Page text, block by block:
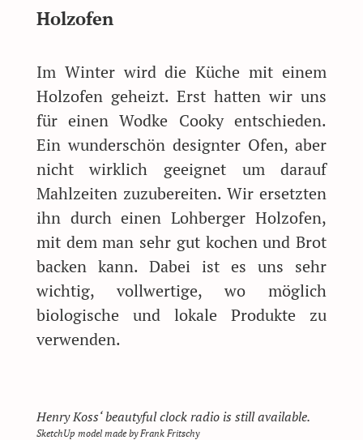
Holzofen
Im Winter wird die Küche mit einem
Holzofen geheizt. Erst hatten wir uns
für einen Wodke Cooky entschieden.
Ein wunderschön designter Ofen, aber
nicht wirklich geeignet um darauf
Mahlzeiten zuzubereiten. Wir ersetzten
ihn durch einen Lohberger Holzofen,
mit dem man sehr gut kochen und Brot
backen kann. Dabei ist es uns sehr
wichtig, vollwertige, wo möglich
biologische und lokale Produkte zu
verwenden.
Henry Koss‘ beautyful clock radio is still available.
SketchUp model made by Frank Fritschy